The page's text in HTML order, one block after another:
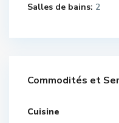
Salles de bains: 2
Commodités et
Cuisine